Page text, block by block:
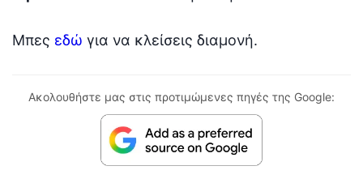
Μπες εδώ για να κλείσεις διαμονή.
Ακολουθήστε μας στις προτιμώμενες πηγές της Google: